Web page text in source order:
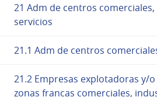
21 Adm de centros
servicios
21.1 Adm de centros
21.2 Empresas explotadoras y/
zonas francas comerciales,